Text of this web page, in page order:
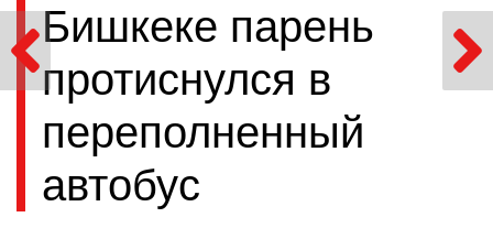
Бишкеке парень
протиснулся в
переполненный
автобус